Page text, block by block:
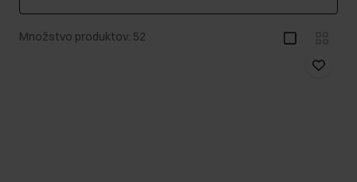
Množstvo produktov: 52